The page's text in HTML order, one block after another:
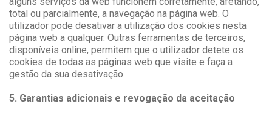
total ou parcialmente, a navegação na página web. O
utilizador pode desativar a utilização dos cookies nesta
página web a qualquer. Outras ferramentas de terceiros,
disponíveis online, permitem que o utilizador detete os
cookies de todas as páginas web que visite e faça a
gestão da sua desativação.
5. Garantias adicionais e revogação da aceitação